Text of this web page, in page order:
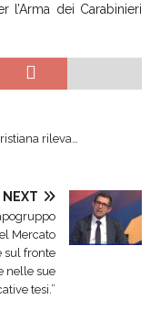
dei Carabinieri
rileva…
NEXT
Mercato
sul fronte
nelle sue
tesi.”